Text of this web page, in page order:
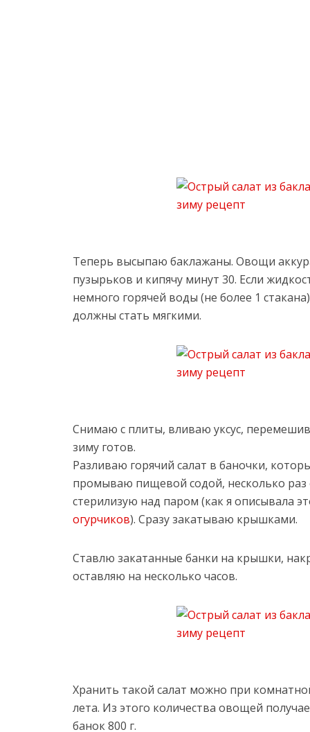
Теперь высыпаю баклажаны. Овощи
пузырьков и кипячу минут 30. Если
немного горячей воды (не более 1
должны стать мягкими.
Снимаю с плиты, вливаю уксус,
зиму готов.
Разливаю горячий салат в баночки,
промываю пищевой содой, несколько
стерилизую над паром (как я описывала
огурчиков). Сразу закатываю крышками.
Ставлю закатанные банки на крышки,
оставляю на несколько часов.
Хранить такой салат можно при
лета. Из этого количества овощей
банок 800 г.